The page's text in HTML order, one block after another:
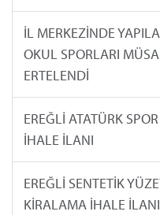
İL MERKEZİNDE
OKUL SPORLARI
ERTELENDİ
EREĞLİ ATATÜRK
İHALE İLANI
EREĞLİ SENTETİK
KİRALAMA İHALE İLANI